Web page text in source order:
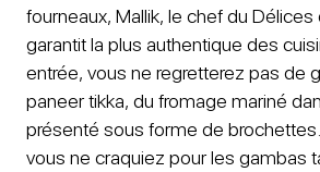
fourneaux, Mallik, le chef du Délices
garantit la plus authentique des
entrée, vous ne regretterez pas de
paneer tikka, du fromage mariné
présenté sous forme de
vous ne craquiez pour les gambas